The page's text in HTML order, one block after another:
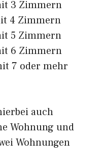
3 Zimmern
4 Zimmern
5 Zimmern
6 Zimmern
7 oder mehr
auch
Wohnung und
Wohnungen